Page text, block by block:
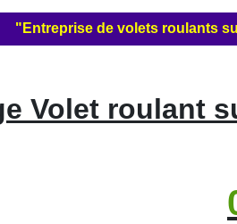
"Entreprise de volets roulants
Volet roulant